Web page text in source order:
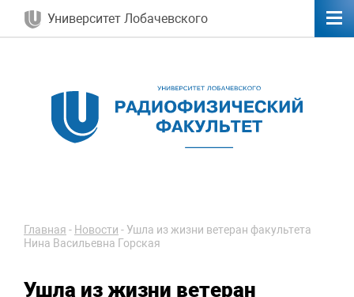
Университет Лобачевского
Главная - Новости - Ушла из жизни ветеран факультета
Нина Васильевна Горская
Ушла из жизни ветеран